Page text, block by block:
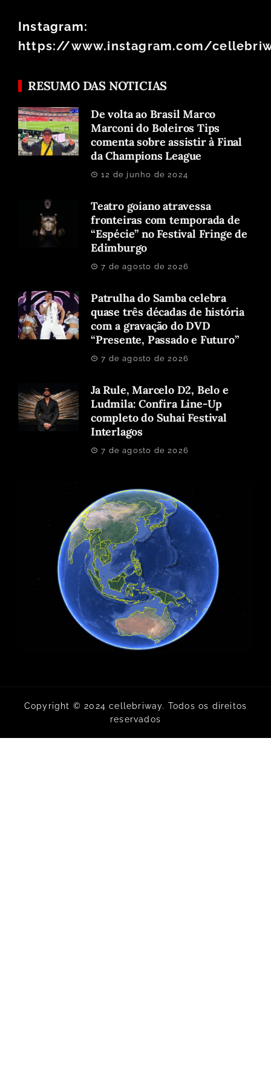
Instagram:
https://www.instagram.com/
RESUMO DAS NOTICIAS
De volta ao Brasil Marco
Marconi do Boleiros Tips
comenta sobre assistir à Final
da Champions League
12 de junho de 2024
Teatro goiano atravessa
fronteiras com temporada de
“Espécie” no Festival Fringe de
Edimburgo
7 de agosto de 2026
Patrulha do Samba celebra
quase três décadas de história
com a gravação do DVD
“Presente, Passado e Futuro”
7 de agosto de 2026
Ja Rule, Marcelo D2, Belo e
Ludmila: Confira Line-Up
completo do Suhai Festival
Interlagos
7 de agosto de 2026
Copyright © 2024 cellebriway. Todos os direitos
reservados